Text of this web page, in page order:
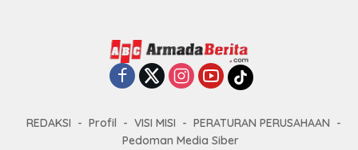
REDAKSI Profil VISI MISI
PERATURAN PERUSAHAAN
Pedoman Media Siber